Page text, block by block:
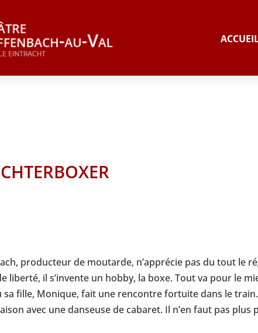
producteur de moutarde, n’apprécie pas du tout le
liberté, il s’invente un hobby, la boxe. Tout va pour le
sa fille, Monique, fait une rencontre fortuite dans le
avec une danseuse de cabaret. Il n’en faut pas